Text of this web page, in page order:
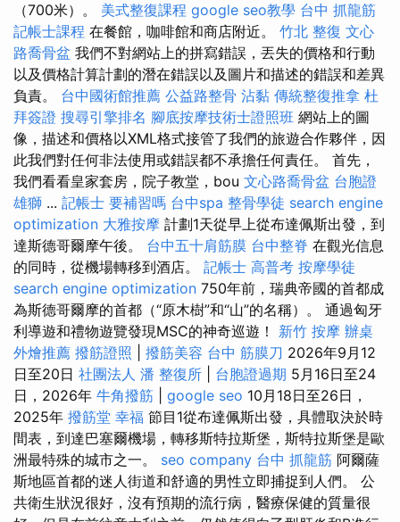
（700米）。 美式整復課程 google seo教學 台中 抓龍筋
記帳士課程 在餐館，咖啡館和商店附近。 竹北 整復 文心
路喬骨盆 我們不對網站上的拼寫錯誤，丟失的價格和行動
以及價格計算計劃的潛在錯誤以及圖片和描述的錯誤和差異
負責。 台中國術館推薦 公益路整骨 沾黏 傳統整復推拿 杜
拜簽證 搜尋引擎排名 腳底按摩技術士證照班 網站上的圖
像，描述和價格以XML格式接管了我們的旅遊合作夥伴，因
此我們對任何非法使用或錯誤都不承擔任何責任。 首先，
我們看看皇家套房，院子教堂，bou 文心路喬骨盆 台胞證
雄獅 ... 記帳士 要補習嗎 台中spa 整骨學徒 search engine
optimization 大雅按摩 計劃1天從早上從布達佩斯出發，到
達斯德哥爾摩午後。 台中五十肩筋膜 台中整脊 在觀光信息
的同時，從機場轉移到酒店。 記帳士 高普考 按摩學徒
search engine optimization 750年前，瑞典帝國的首都成
為斯德哥爾摩的首都（“原木樹”和“山”的名稱）。 通過匈牙
利導遊和禮物遊覽發現MSC的神奇巡遊！ 新竹 按摩 辦桌
外燴推薦 撥筋證照 撥筋美容 台中 筋膜刀 2026年9月12
日至20日 社團法人 潘 整復所 台胞證過期 5月16日至24
日，2026年 牛角撥筋 google seo 10月18日至26日，
2025年 撥筋堂 幸福 節目1從布達佩斯出發，具體取決於時
間表，到達巴塞爾機場，轉移斯特拉斯堡，斯特拉斯堡是歐
洲最特殊的城市之一。 seo company 台中 抓龍筋 阿爾薩
斯地區首都的迷人街道和舒適的男性立即捕捉到人們。 公
共衛生狀況很好，沒有預期的流行病，醫療保健的質量很